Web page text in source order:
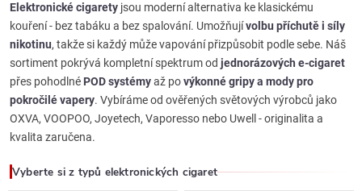
Elektronické cigarety jsou moderní alternativa ke klasickému
kouření - bez tabáku a bez spalování. Umožňujívolbu příchutě i síly
nikotinu, takže si každý může vapování přizpůsobit podle sebe. Náš
sortiment pokrývá kompletní spektrum od jednorázových e-cigaret
přes pohodlné POD systémyaž povýkonné gripy a mody pro
pokročilé vapery. Vybíráme od ověřených světových výrobců jako
OXVA, VOOPOO, Joyetech, Vaporesso nebo Uwell - originalita a
kvalita zaručena.
Vyberte si z typů elektronických cigaret